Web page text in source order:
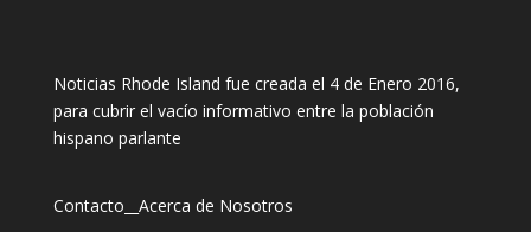
Noticias Rhode Island fue creada el 4 de Enero 2016,
para cubrir el vacío informativo entre la población
hispano parlante
Contacto Acerca de Nosotros